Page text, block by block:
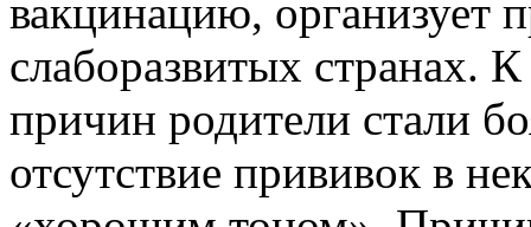
вакцинацию, организует
слаборазвитых странах.
причин родители стали
отсутствие прививок в